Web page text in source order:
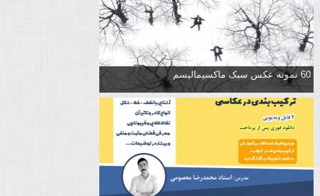
60 نمونه عکس سبک ماکسیمالیسم